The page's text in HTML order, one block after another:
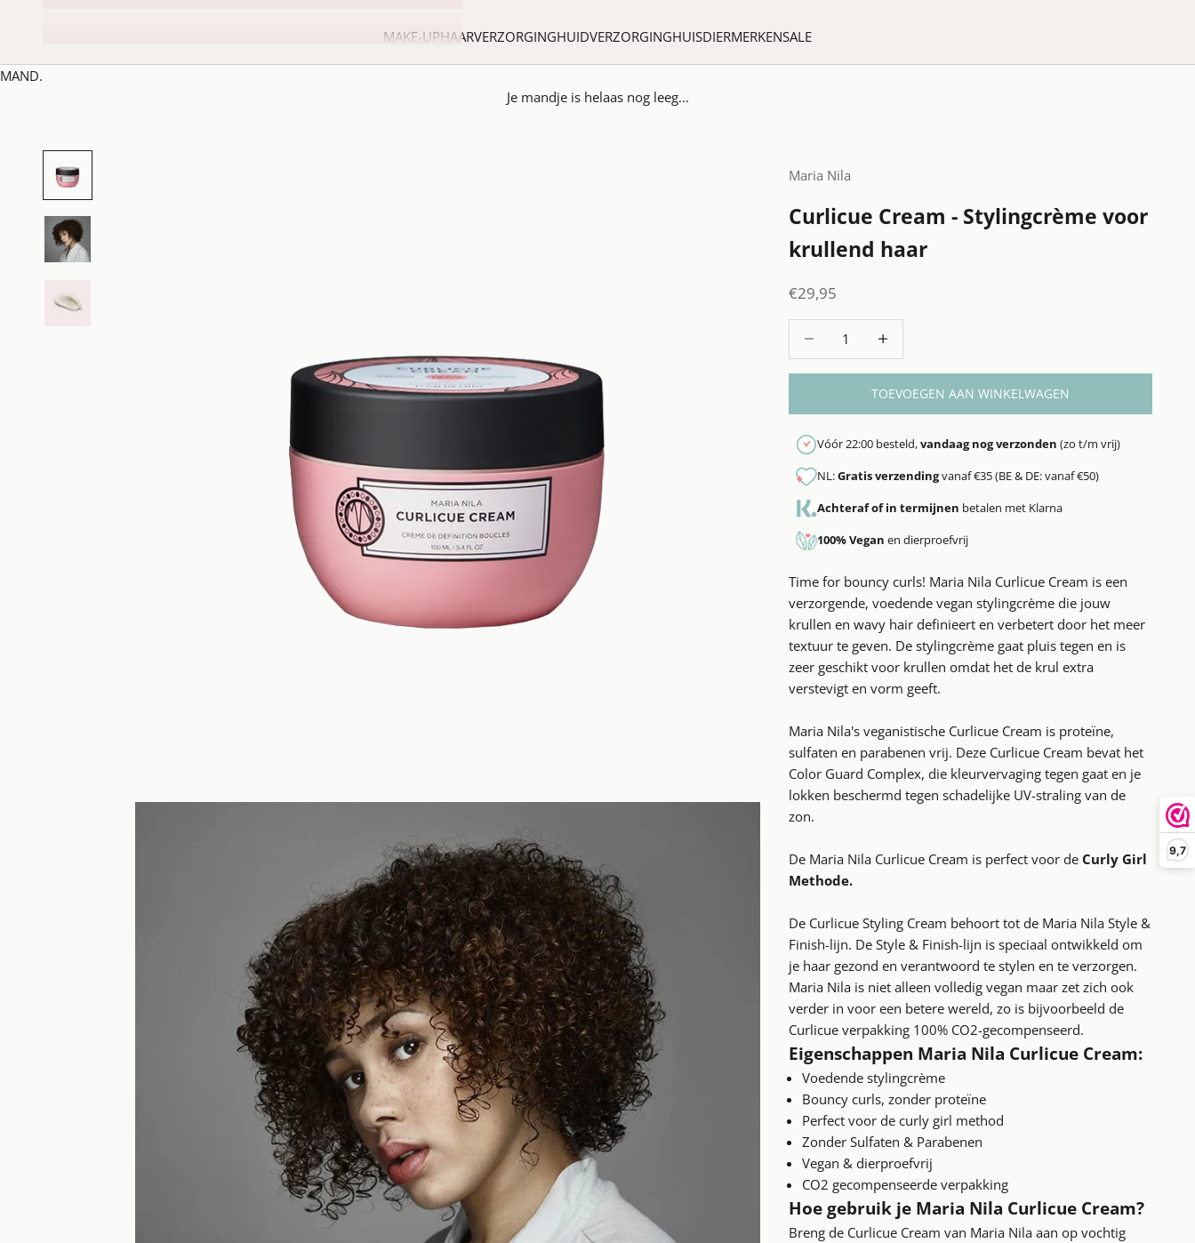
9,7
MAKE-UPHAARVERZORGINGHUIDVERZORGINGHUISDIERMERKENSALE
MAND.
Je mandje is helaas nog leeg...
Maria Nila
Curlicue Cream - Stylingcrème voor
krullend haar
Aanbiedingsprijs
€29,95
TOEVOEGEN AAN WINKELWAGEN
Vóór 22:00 besteld,vandaag nog verzonden (zo t/m vrij)
NL:Gratis verzendingvanaf €35 (BE & DE: vanaf €50)
Achteraf of in termijnen betalen met Klarna
100% Vegan en dierproefvrij
Time for bouncy curls! Maria Nila Curlicue Cream is een
verzorgende, voedende vegan stylingcrème die jouw
krullen en wavy hair definieert en verbetert door het meer
textuur te geven. De stylingcrème gaat pluis tegen en is
zeer geschikt voor krullen omdat het de krul extra
verstevigt en vorm geeft.
Maria Nila's veganistische Curlicue Cream is proteïne,
sulfaten en parabenen vrij. Deze Curlicue Cream bevat het
Color Guard Complex, die kleurvervaging tegen gaat en je
lokken beschermd tegen schadelijke UV-straling van de
zon.
De Maria Nila Curlicue Cream is perfect voor deCurly Girl
Methode.
De Curlicue Styling Cream behoort tot de Maria Nila Style &
Finish-lijn. DeStyle & Finish-lijn is speciaal ontwikkeld om
je haar gezond en verantwoord te stylen en te verzorgen.
Maria Nila is niet alleen volledig vegan maar zet zich ook
verder in voor een betere wereld, zo is bijvoorbeeld de
Curlicue verpakking 100% CO2-gecompenseerd.
Eigenschappen Maria Nila Curlicue Cream:
Voedende stylingcrème
Bouncy curls, zonder proteïne
Perfect voor de curly girl method
Zonder Sulfaten & Parabenen
Vegan & dierproefvrij
CO2 gecompenseerde verpakking
Hoe gebruik je Maria Nila Curlicue Cream?
Breng de Curlicue Cream van Maria Nila aan op vochtig